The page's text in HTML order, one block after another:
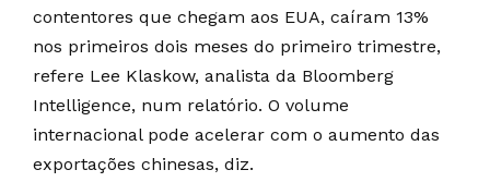
contentores que chegam aos EUA, caíram 13%
nos primeiros dois meses do primeiro trimestre,
refere Lee Klaskow, analista da Bloomberg
Intelligence, num relatório. O volume
internacional pode acelerar com o aumento das
exportações chinesas, diz.